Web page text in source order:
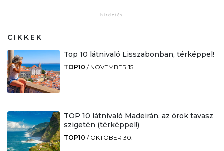
CIKKEK
Top 10 látnivaló Lisszabonban, térképpel!
TOP10 / NOVEMBER 15.
TOP 10 látnivaló Madeirán, az örök tavasz
szigetén (térképpel!)
TOP10 / OKTÓBER 30.